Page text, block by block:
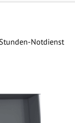
Notdienst